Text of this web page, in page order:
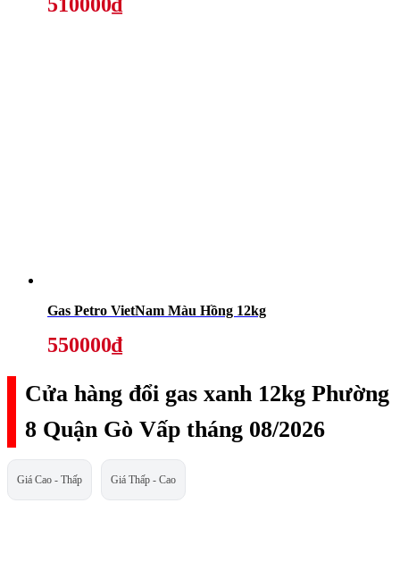
Gas Petro VietNam Màu Hồng 12kg
550000₫
Cửa hàng đổi gas xanh 12kg Phường
8 Quận Gò Vấp tháng 08/2026
Giá Cao - Thấp Giá Thấp - Cao